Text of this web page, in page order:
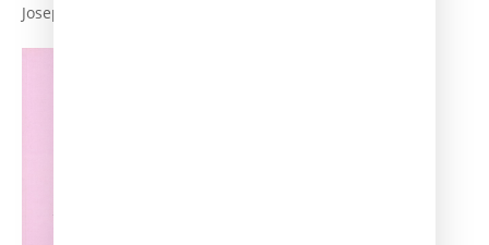
Josep Lluís Ausin Hervella